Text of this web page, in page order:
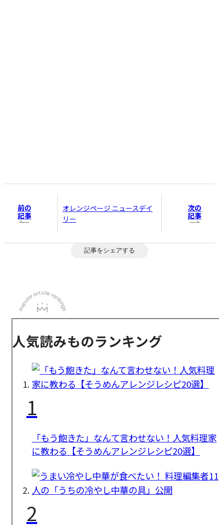
前の
記事
オレンジページ ニュースデイ
リー
次の
記事
記事をシェアする
人気読みものランキング
1
「もう飽きた」なんて言わせない！人気料理家
に教わる【そうめんアレンジレシピ20選】
2